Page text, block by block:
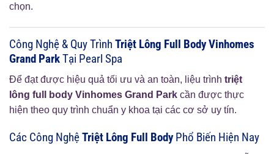
chọn.
Công Nghệ & Quy Trình Triệt Lông Full Body Vinhomes
Grand ParkTại Pearl Spa
Để đạt được hiệu quả tối ưu và an toàn, liệu trình triệt
lông full body Vinhomes Grand Park cần được thực
hiện theo quy trình chuẩn y khoa tại các cơ sở uy tín.
Các Công NghệTriệt Lông Full BodyPhổ Biến Hiện Nay